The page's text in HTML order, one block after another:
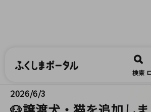
福島県公式の地域情報ポータルア
検索
2026/6/3